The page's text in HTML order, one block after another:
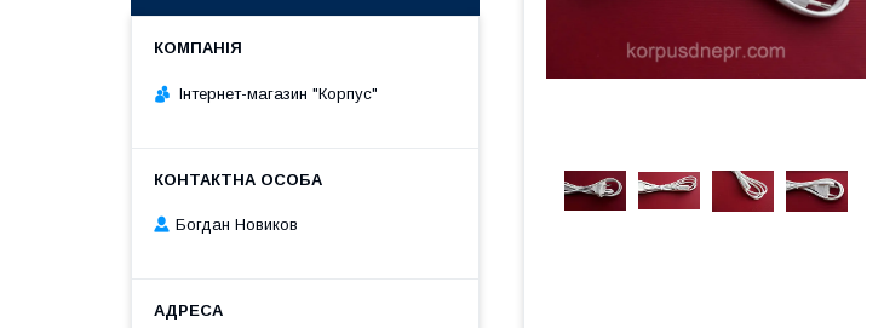
Інтернет-магазин "Корпус"
Богдан Новиков